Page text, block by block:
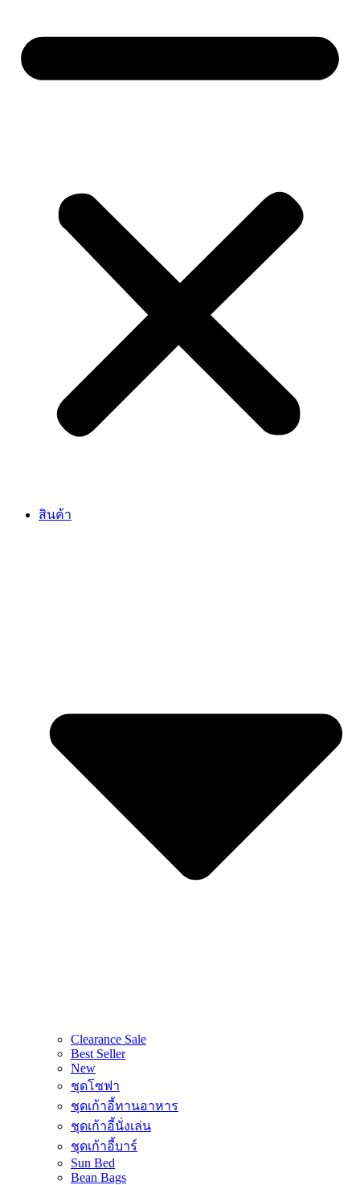
สินค้า
Clearance Sale
Best Seller
New
ชุดโซฟา
ชุดเก้าอี้ทานอาหาร
ชุดเก้าอี้นั่งเล่น
ชุดเก้าอี้บาร์
Sun Bed
Bean Bags